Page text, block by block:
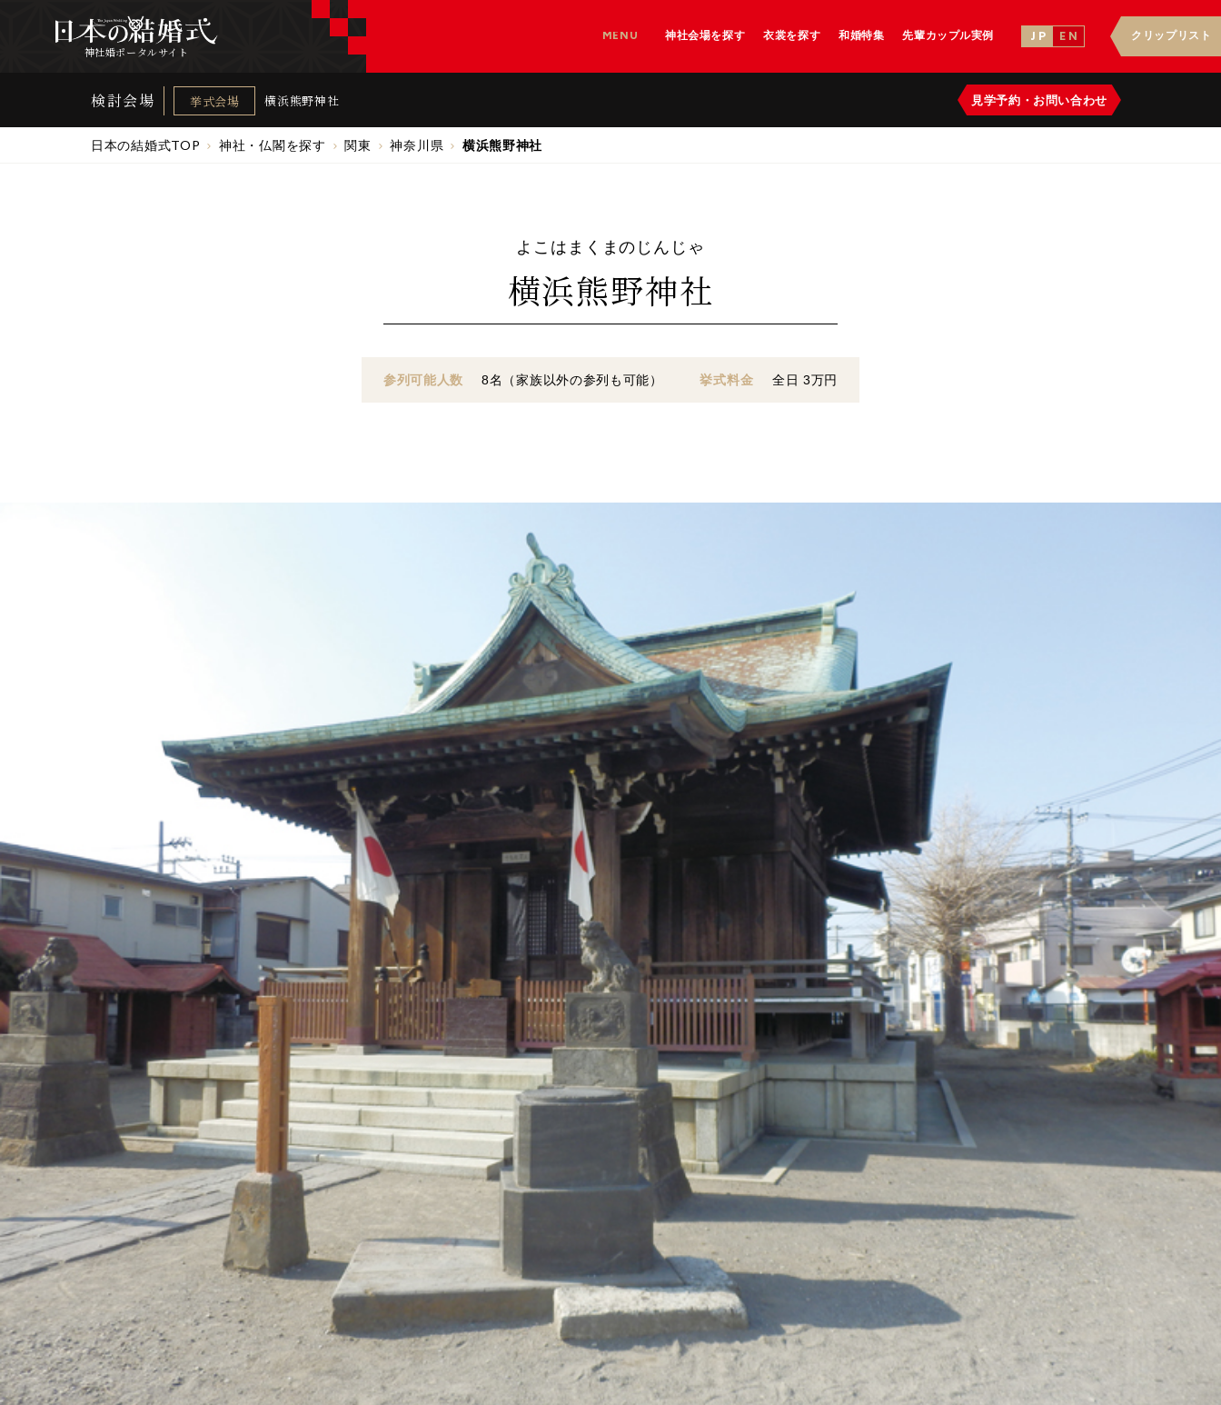
神社婚ポータルサイト
MENU 神社会場を探す 衣裳を探す 和婚特集 先輩カップル実例 J P E N クリップリスト
検討会場 挙式会場 横浜熊野神社 見学予約 ・ お問い合わせ
日本の結婚式TOP 神社・仏閣を探す 関東 神奈川県 横浜熊野神社
よこはまくまのじんじゃ
横浜熊野神社
参列可能人数 8名（家族以外の参列も可能） 挙式料金 全日 3万円